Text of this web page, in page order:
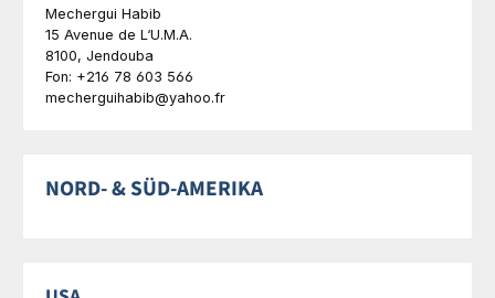
Mechergui Habib
15 Avenue de L‘U.M.A.
8100, Jendouba
Fon: +216 78 603 566
mecherguihabib@yahoo.fr
NORD- & SÜD-AMERIKA